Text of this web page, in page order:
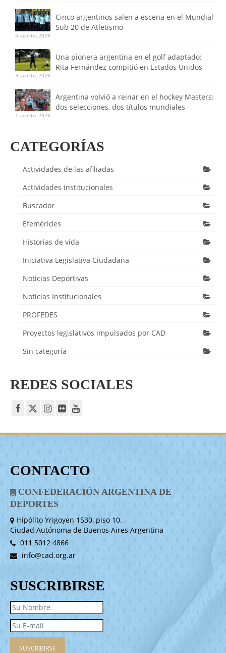
Cinco argentinos salen a escena en el Mundial
Sub 20 de Atletismo
5 agosto, 2026
Una pionera argentina en el golf adaptado:
Rita Fernández compitió en Estados Unidos
3 agosto, 2026
Argentina volvió a reinar en el hockey Masters:
dos selecciones, dos títulos mundiales
1 agosto, 2026
CATEGORÍAS
Actividades de las afiliadas
Actividades institucionales
Buscador
Efemérides
Historias de vida
Iniciativa Legislativa Ciudadana
Noticias Deportivas
Noticias Institucionales
PROFEDES
Proyectos legislativos impulsados por CAD
Sin categoría
REDES SOCIALES
CONTACTO
CONFEDERACIÓN ARGENTINA DE
DEPORTES
Hipólito Yrigoyen 1530, piso 10.
Ciudad Autónoma de Buenos Aires Argentina
011 5012 4866
info@cad.org.ar
SUSCRIBIRSE